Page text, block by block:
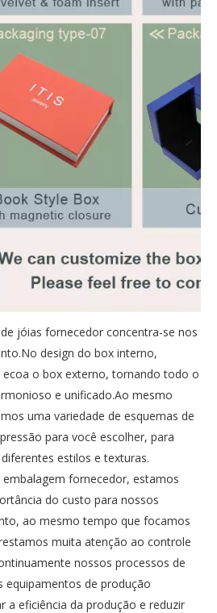
jóias fornecedor concentra-se nos
design do box interno,
o box externo, tornando todo o
e unificado.Ao mesmo
uma variedade de esquemas de
para você escolher, para
estilos e texturas.
embalagem fornecedor, estamos
do custo para nossos
ao mesmo tempo que focamos
muita atenção ao controle
nossos processos de
de produção
a eficiência da produção e reduzir